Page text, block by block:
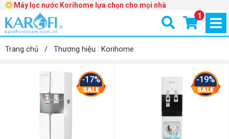
Máy lọc nước Korihome lựa chọn cho mọi nhà
1
Trang chủ / Thương hiệu : Korihome
-17% -19%